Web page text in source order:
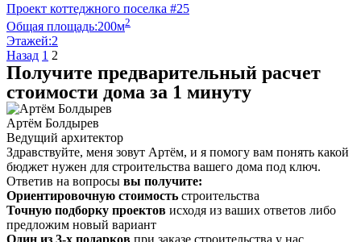
Проект коттеджного поселка #25
Общая площадь:200м2
Этажей:2
Пагинация
записей
Назад 1 2
Получите предварительный расчет
стоимости дома за 1 минуту
Артём Болдырев
Ведущий архитектор
Здравствуйте, меня зовут Артём, и я помогу вам понять какой
бюджет нужен для строительства вашего дома под ключ.
Ответив на вопросы вы получите:
Ориентировочную стоимость строительства
Точную подборку проектов исходя из ваших ответов либо
предложим новый вариант